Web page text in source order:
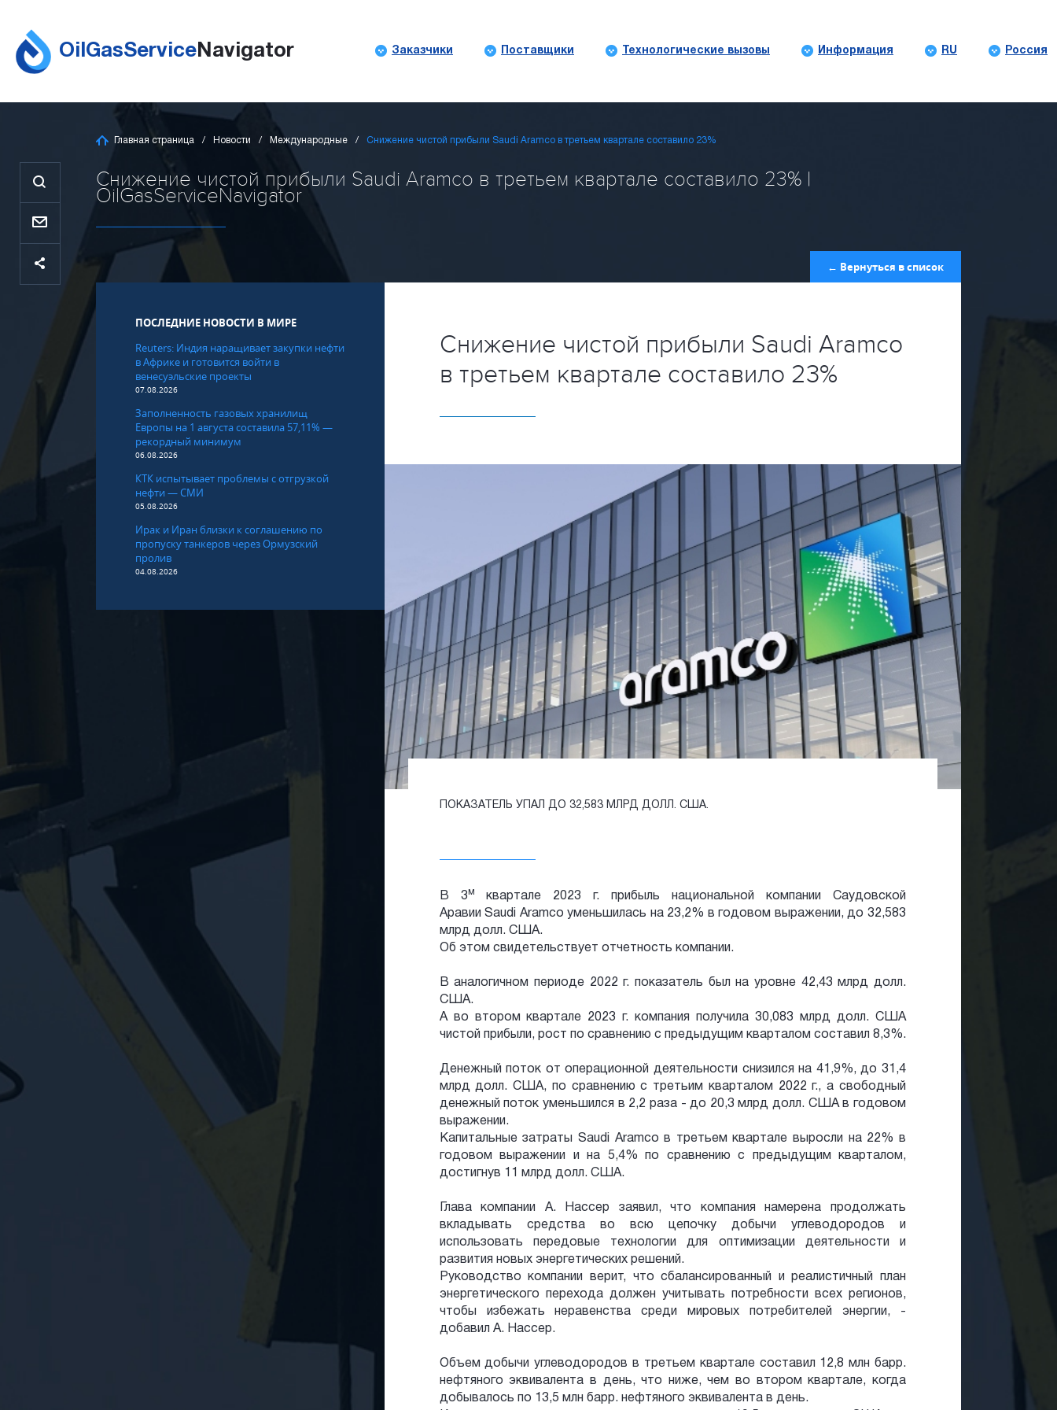
OilGasService Navigator Заказчики Поставщики Технологические вызовы Информация RU Россия
Главная страница Новости Международные Снижение чистой прибыли Saudi Aramco в третьем квартале составило 23%
Снижение чистой прибыли Saudi Aramco в третьем квартале составило 23% |
OilGasServiceNavigator
← Вернуться в список
ПОСЛЕДНИЕ НОВОСТИ В МИРЕ
Reuters: Индия наращивает закупки нефти
в Африке и готовится войти в
венесуэльские проекты
07.08.2026
Заполненность газовых хранилищ
Европы на 1 августа составила 57,11% —
рекордный минимум
06.08.2026
КТК испытывает проблемы с отгрузкой
нефти — СМИ
05.08.2026
Ирак и Иран близки к соглашению по
пропуску танкеров через Ормузский
пролив
04.08.2026
Снижение чистой прибыли Saudi Aramco
в третьем квартале составило 23%
ПОКАЗАТЕЛЬ УПАЛ ДО 32,583 МЛРД ДОЛЛ. США.
В 3м
квартале 2023 г. прибыль национальной компании Саудовской
Аравии Saudi Aramco уменьшилась на 23,2% в годовом выражении, до 32,583
млрд долл. США.
Об этом свидетельствует отчетность компании.
В аналогичном периоде 2022 г. показатель был на уровне 42,43 млрд долл.
США.
А во втором квартале 2023 г. компания получила 30,083 млрд долл. США
чистой прибыли, рост по сравнению с предыдущим кварталом составил 8,3%.
Денежный поток от операционной деятельности снизился на 41,9%, до 31,4
млрд долл. США, по сравнению с третьим кварталом 2022 г., а свободный
денежный поток уменьшился в 2,2 раза - до 20,3 млрд долл. США в годовом
выражении.
Капитальные затраты Saudi Aramco в третьем квартале выросли на 22% в
годовом выражении и на 5,4% по сравнению с предыдущим кварталом,
достигнув 11 млрд долл. США.
Глава компании А. Нассер заявил, что компания намерена продолжать
вкладывать средства во всю цепочку добычи углеводородов и
использовать передовые технологии для оптимизации деятельности и
развития новых энергетических решений.
Руководство компании верит, что сбалансированный и реалистичный план
энергетического перехода должен учитывать потребности всех регионов,
чтобы избежать неравенства среди мировых потребителей энергии, -
добавил А. Нассер.
Объем добычи углеводородов в третьем квартале составил 12,8 млн барр.
нефтяного эквивалента в день, что ниже, чем во втором квартале, когда
добывалось по 13,5 млн барр. нефтяного эквивалента в день.